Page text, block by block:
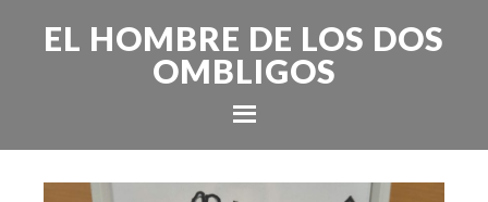
EL HOMBRE DE LOS DOS
OMBLIGOS